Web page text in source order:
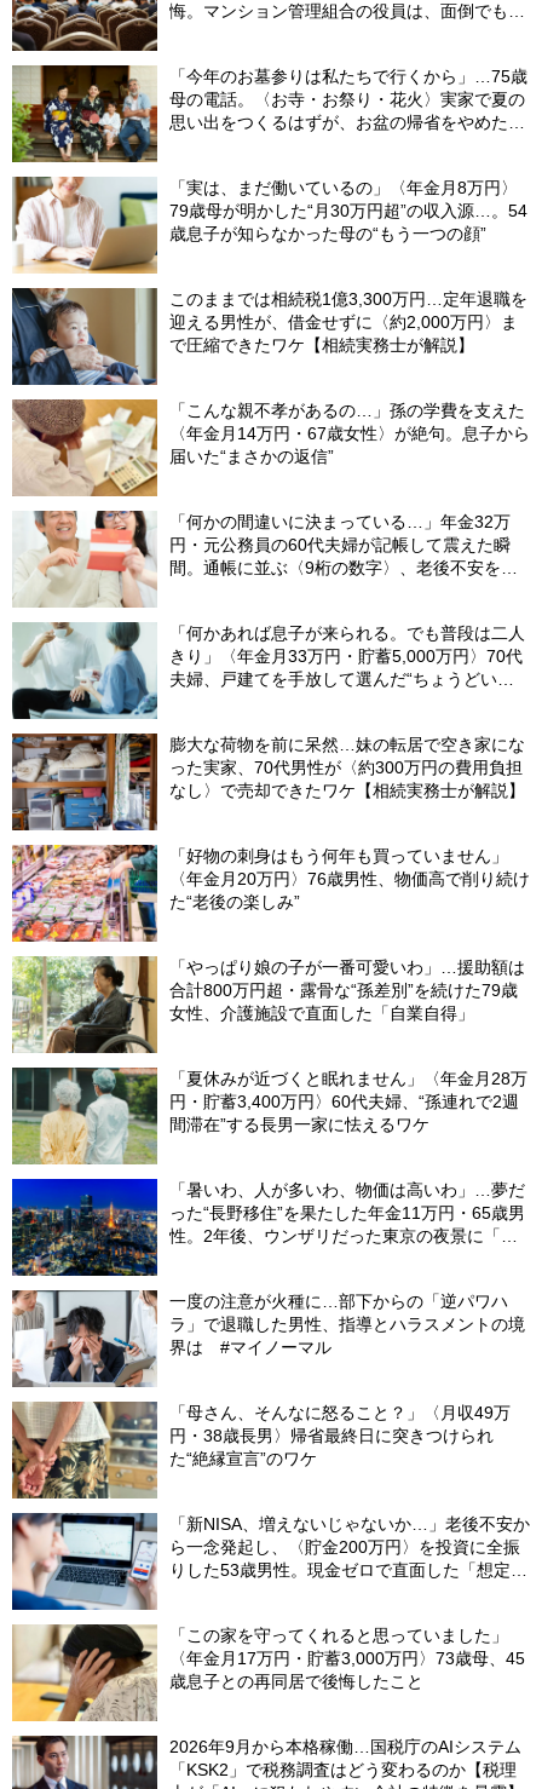
悔。マンション管理組合の役員は、面倒でも自
「今年のお墓参りは私たちで行くから」…75歳
母の電話。〈お寺・お祭り・花火〉実家で夏の
思い出をつくるはずが、お盆の帰省をやめた理
「実は、まだ働いているの」〈年金月8万円〉
79歳母が明かした“月30万円超”の収入源…。54
歳息子が知らなかった母の“もう一つの顔”
このままでは相続税1億3,300万円…定年退職を
迎える男性が、借金せずに〈約2,000万円〉ま
で圧縮できたワケ【相続実務士が解説】
「こんな親不孝があるの…」孫の学費を支えた
〈年金月14万円・67歳女性〉が絶句。息子から
届いた“まさかの返信”
「何かの間違いに決まっている…」年金32万
円・元公務員の60代夫婦が記帳して震えた瞬
間。通帳に並ぶ〈9桁の数字〉、老後不安を一
「何かあれば息子が来られる。でも普段は二人
きり」〈年金月33万円・貯蓄5,000万円〉70代
夫婦、戸建てを手放して選んだ“ちょうどいい
膨大な荷物を前に呆然…妹の転居で空き家にな
った実家、70代男性が〈約300万円の費用負担
なし〉で売却できたワケ【相続実務士が解説】
「好物の刺身はもう何年も買っていません」
〈年金月20万円〉76歳男性、物価高で削り続け
た“老後の楽しみ”
「やっぱり娘の子が一番可愛いわ」…援助額は
合計800万円超・露骨な“孫差別”を続けた79歳
女性、介護施設で直面した「自業自得」
「夏休みが近づくと眠れません」〈年金月28万
円・貯蓄3,400万円〉60代夫婦、“孫連れで2週
間滞在”する長男一家に怯えるワケ
「暑いわ、人が多いわ、物価は高いわ」…夢だ
った“長野移住”を果たした年金11万円・65歳男
性。2年後、ウンザリだった東京の夜景に「癒
一度の注意が火種に…部下からの「逆パワハ
ラ」で退職した男性、指導とハラスメントの境
界は #マイノーマル
「母さん、そんなに怒ること？」〈月収49万
円・38歳長男〉帰省最終日に突きつけられ
た“絶縁宣言”のワケ
「新NISA、増えないじゃないか…」老後不安か
ら一念発起し、〈貯金200万円〉を投資に全振
りした53歳男性。現金ゼロで直面した「想定外
「この家を守ってくれると思っていました」
〈年金月17万円・貯蓄3,000万円〉73歳母、45
歳息子との再同居で後悔したこと
2026年9月から本格稼働…国税庁のAIシステム
「KSK2」で税務調査はどう変わるのか【税理